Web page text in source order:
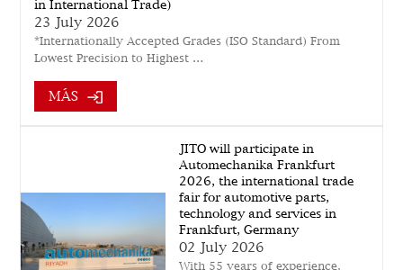
in International Trade)
23 July 2026
*Internationally Accepted Grades (ISO Standard) From
Lowest Precision to Highest …
MÁS
JITO will participate in
Automechanika Frankfurt
2026, the international trade
fair for automotive parts,
technology and services in
Frankfurt, Germany
02 July 2026
With 55 years of experience,